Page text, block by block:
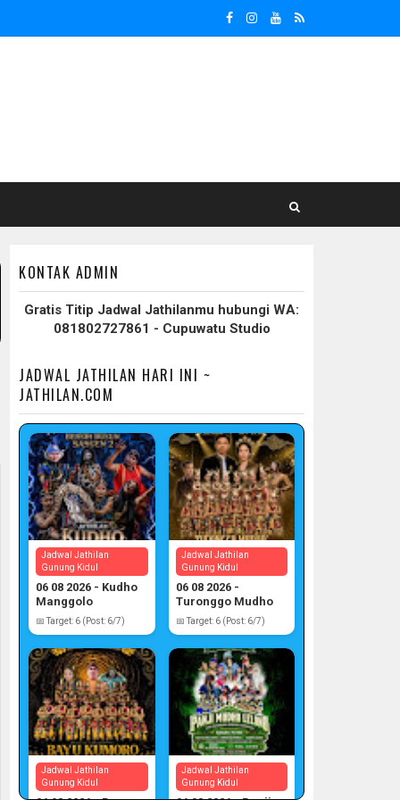
KONTAK ADMIN
Gratis Titip Jadwal Jathilanmu hubungi WA:
081802727861 - Cupuwatu Studio
JADWAL JATHILAN HARI INI ~
JATHILAN.COM
Jadwal Jathilan
Gunung Kidul
06 08 2026 - Kudho
Manggolo
📅 Target: 6 (Post: 6/7)
Jadwal Jathilan
Gunung Kidul
06 08 2026 -
Turonggo Mudho
📅 Target: 6 (Post: 6/7)
Jadwal Jathilan
Gunung Kidul
Jadwal Jathilan
Gunung Kidul